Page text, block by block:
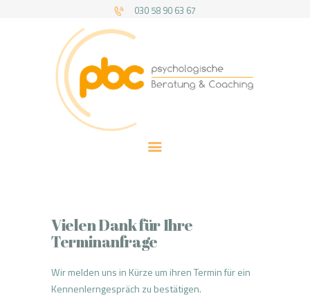
030 58 90 63 67
PBC BERLIN
HOME
THERAPIEANGEBOT
BERATUNG & COACHING
Vielen Dank für Ihre
Terminanfrage
Wir melden uns in Kürze um ihren Termin für ein
Kennenlerngespräch zu bestätigen.